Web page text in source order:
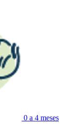
0 a 4 meses